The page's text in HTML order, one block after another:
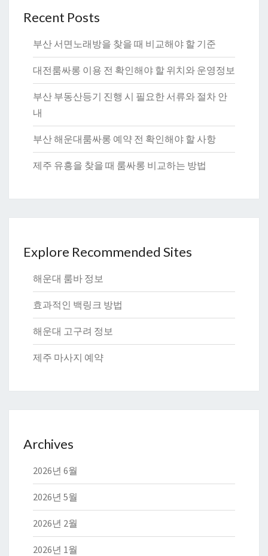
Recent Posts
부산 서면노래방을 찾을 때 비교해야 할 기준
대전룸싸롱 이용 전 확인해야 할 위치와 운영정보
부산 부동산등기 진행 시 필요한 서류와 절차 안
내
부산 해운대룸싸롱 예약 전 확인해야 할 사항
제주 유흥을 찾을 때 룸싸롱 비교하는 방법
Explore Recommended Sites
해운대 룸바 정보
효과적인 백링크 방법
해운대 고구려 정보
제주 마사지 예약
Archives
2026년 6월
2026년 5월
2026년 2월
2026년 1월